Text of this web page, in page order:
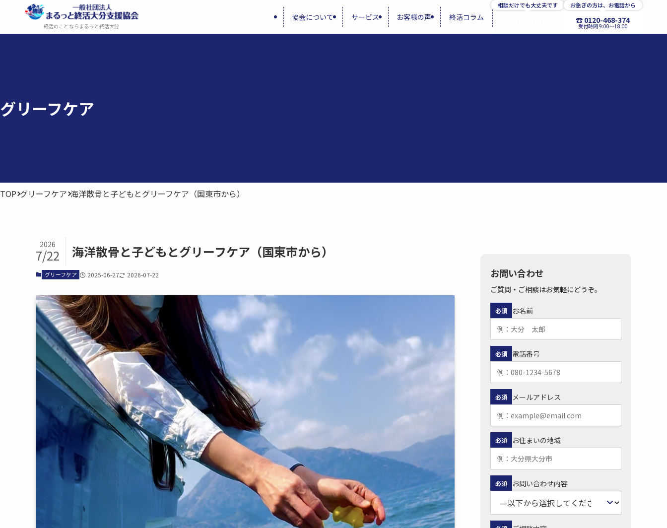
終活のことならまるっと終活大分
協会について サービス お客様の声 終活コラム
相談だけでも大丈夫です お急ぎの方は、お電話から
☎ 0120-468-374
受付時間 9:00〜18:00
グリーフケア
TOP グリーフケア 海洋散骨と子どもとグリーフケア（国東市から）
海洋散骨と​子どもと​グリーフケア（国東市から）
2026
7/22
グリーフケア 2025-06-27 2026-07-22 お問い合わせ
ご質問・ご相談はお気軽にどうぞ。
お名前
必須
電話番号
必須
メールアドレス
必須
お住まいの地域
必須
お問い合わせ内容
必須